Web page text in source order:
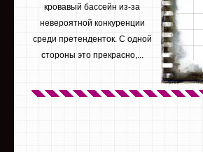
кровавый бассейн из-за
невероятной конкуренции
среди претенденток. С одной
стороны это прекрасно,...